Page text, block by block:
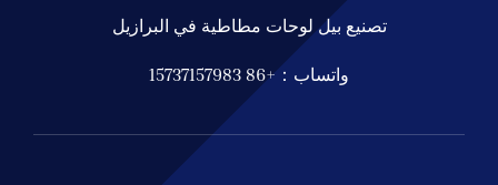
تصنيع بيل لوحات مطاطية في البرازيل
واتساب：+86 15737157983